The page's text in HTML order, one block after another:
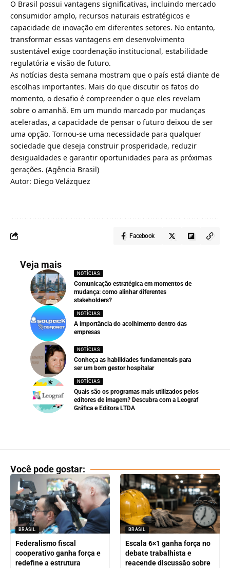
O Brasil possui vantagens significativas, incluindo mercado
consumidor amplo, recursos naturais estratégicos e
capacidade de inovação em diferentes setores. No entanto,
transformar essas vantagens em desenvolvimento
sustentável exige coordenação institucional, estabilidade
regulatória e visão de futuro.
As notícias desta semana mostram que o país está diante de
escolhas importantes. Mais do que discutir os fatos do
momento, o desafio é compreender o que eles revelam
sobre o amanhã. Em um mundo marcado por mudanças
aceleradas, a capacidade de pensar o futuro deixou de ser
uma opção. Tornou-se uma necessidade para qualquer
sociedade que deseja construir prosperidade, reduzir
desigualdades e garantir oportunidades para as próximas
gerações. (Agência Brasil)
Autor: Diego Velázquez
Facebook
Veja mais
NOTÍCIAS
Comunicação estratégica em momentos de
mudança: como alinhar diferentes
stakeholders?
NOTÍCIAS
A importância do acolhimento dentro das
empresas
NOTÍCIAS
Conheça as habilidades fundamentais para
ser um bom gestor hospitalar
NOTÍCIAS
Quais são os programas mais utilizados pelos
editores de imagem? Descubra com a Leograf
Gráfica e Editora LTDA
Você pode gostar:
BRASIL
Federalismo fiscal
cooperativo ganha força e
redefine a estrutura
BRASIL
Escala 6×1 ganha força no
debate trabalhista e
reacende discussão sobre